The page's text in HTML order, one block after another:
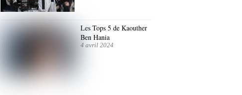
Les Tops 5 de Kaouther
Ben Hania
4 avril 2024